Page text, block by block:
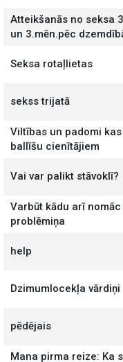
Atteikšanās no seksa
un 3.mēn.pēc
Seksa rotaļlietas
sekss trijatā
Viltības un padomi
ballīšu cienītājiem
Vai var palikt stāvoklī?
Varbūt kādu arī nomāc
problēmiņa
help
Dzimumlocekļa vārdiņi
pēdējais
Mana pirma reize: Ka